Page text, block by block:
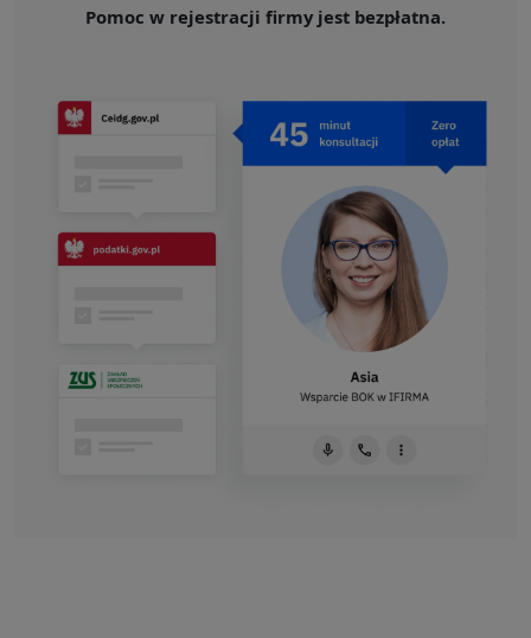
Pomoc w rejestracji firmy jest bezpłatna.